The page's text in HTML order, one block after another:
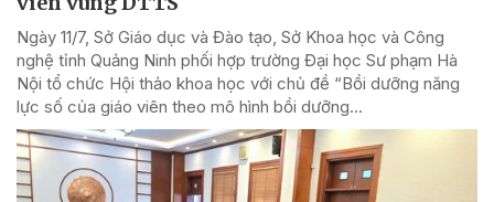
Ngày 11/7, Sở Giáo dục và Đào tạo, Sở Khoa học và Công
nghệ tỉnh Quảng Ninh phối hợp trường Đại học Sư phạm Hà
Nội tổ chức Hội thảo khoa học với chủ đề “Bồi dưỡng năng
lực số của giáo viên theo mô hình bồi dưỡng...